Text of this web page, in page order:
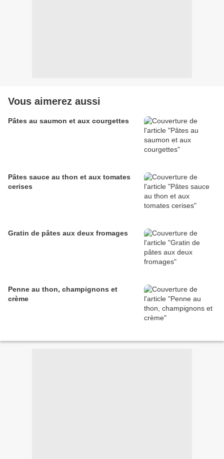
Vous aimerez aussi
Pâtes au saumon et aux courgettes
Pâtes sauce au thon et aux tomates
cerises
Gratin de pâtes aux deux fromages
Penne au thon, champignons et
crème